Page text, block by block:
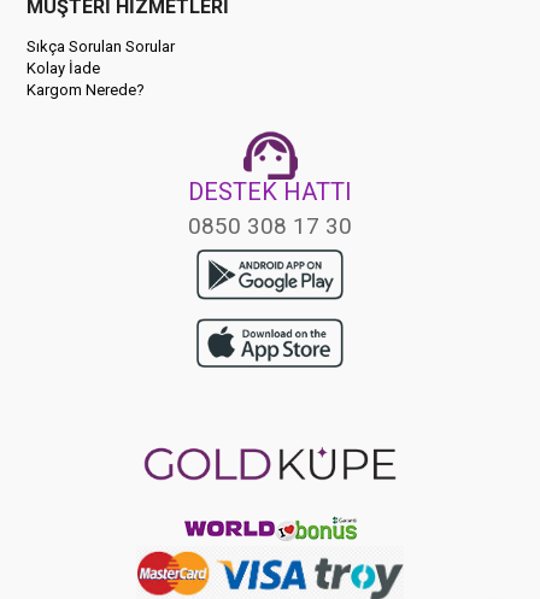
MÜŞTERİ HİZMETLERİ
Sıkça Sorulan Sorular
Kolay İade
Kargom Nerede?
DESTEK HATTI
0850 308 17 30